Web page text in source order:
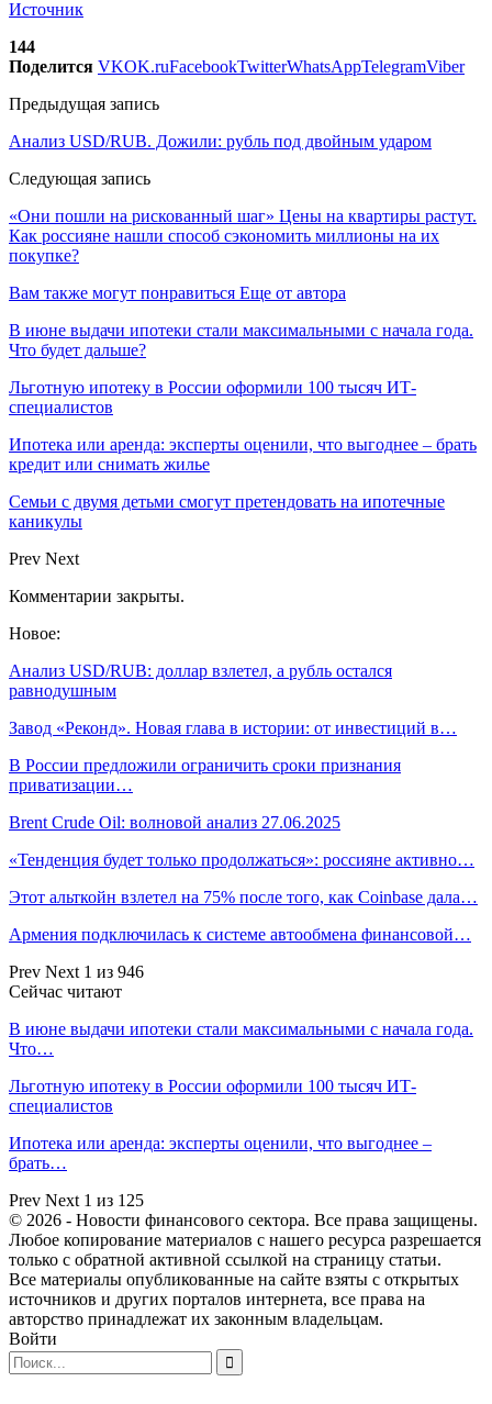
Источник
144
Поделится VKOK.ruFacebookTwitterWhatsAppTelegramViber
Предыдущая запись
Анализ USD/RUB. Дожили: рубль под двойным ударом
Следующая запись
«Они пошли на рискованный шаг» Цены на квартиры растут.
Как россияне нашли способ сэкономить миллионы на их
покупке?
Вам также могут понравиться Еще от автора
В июне выдачи ипотеки стали максимальными с начала года.
Что будет дальше?
Льготную ипотеку в России оформили 100 тысяч ИТ-
специалистов
Ипотека или аренда: эксперты оценили, что выгоднее – брать
кредит или снимать жилье
Семьи с двумя детьми смогут претендовать на ипотечные
каникулы
Prev Next
Комментарии закрыты.
Новое:
Анализ USD/RUB: доллар взлетел, а рубль остался
равнодушным
Завод «Реконд». Новая глава в истории: от инвестиций в…
В России предложили ограничить сроки признания
приватизации…
Brent Crude Oil: волновой анализ 27.06.2025
«Тенденция будет только продолжаться»: россияне активно…
Этот альткойн взлетел на 75% после того, как Coinbase дала…
Армения подключилась к системе автообмена финансовой…
Prev Next 1 из 946
Сейчас читают
В июне выдачи ипотеки стали максимальными с начала года.
Что…
Льготную ипотеку в России оформили 100 тысяч ИТ-
специалистов
Ипотека или аренда: эксперты оценили, что выгоднее –
брать…
Prev Next 1 из 125
© 2026 - Новости финансового сектора. Все права защищены.
Любое копирование материалов с нашего ресурса разрешается
только с обратной активной ссылкой на страницу статьи.
Все материалы опубликованные на сайте взяты с открытых
источников и других порталов интернета, все права на
авторство принадлежат их законным владельцам.
Войти